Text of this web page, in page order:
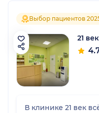
Выбор пациентов
21
В клинике 21 век